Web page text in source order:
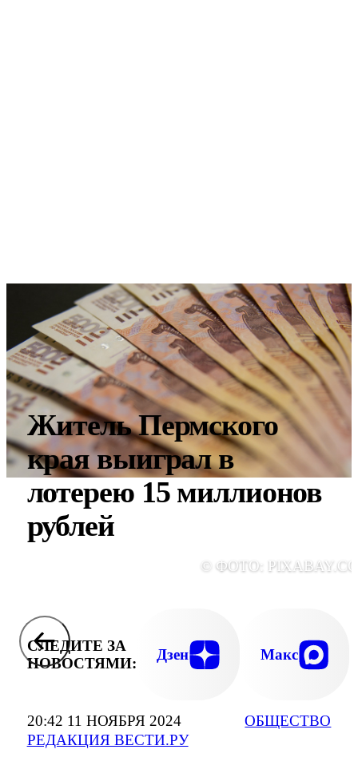
20:42 11 НОЯБРЯ 2024
РЕДАКЦИЯ ВЕСТИ.РУ
ОБЩЕСТВО
Житель Пермского
края выиграл в
лотерею 15 миллионов
рублей
© ФОТО:
СЛЕДИТЕ ЗА
НОВОСТЯМИ:
Дзен Макс